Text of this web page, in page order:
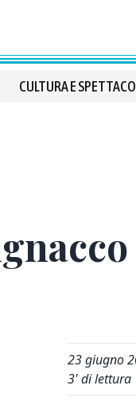
CULTURA E
23 giugno
3' di lettura